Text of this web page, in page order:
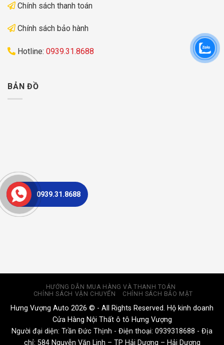
Chính sách thanh toán
Chính sách bảo hành
Hotline: 0939.31.8688
BẢN ĐỒ
HƯỚNG DẪN MUA HÀNG VÀ THANH TOÁN
CHÍNH SÁCH VẬN CHUYỂN
CHÍNH SÁCH BẢO MẬT
Hưng Vượng Auto 2026 © - All Rights Reserved. Hộ kinh doanh
Cửa Hàng Nội Thất ô tô Hưng Vượng
Người đại diện: Trần Đức Thịnh - Điện thoại: 0939318688 - Địa
chỉ: 584 Nguyễn Văn Linh – TP Hải Dương – Hải Dương
0939.31.8688